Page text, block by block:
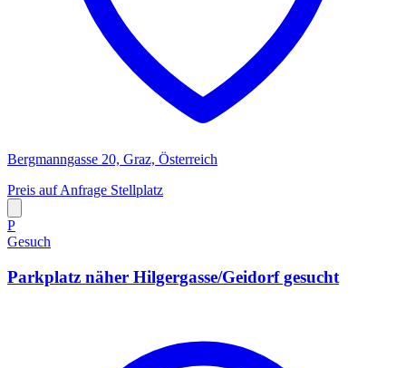
Bergmanngasse 20, Graz, Österreich
Preis auf Anfrage Stellplatz
P
Gesuch
Parkplatz näher Hilgergasse/Geidorf gesucht